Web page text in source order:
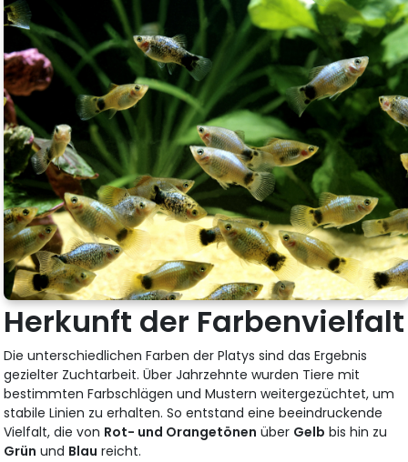
Herkunft der Farbenvielfalt
Die unterschiedlichen Farben der Platys sind das Ergebnis
gezielter Zuchtarbeit. Über Jahrzehnte wurden Tiere mit
bestimmten Farbschlägen und Mustern weitergezüchtet, um
stabile Linien zu erhalten. So entstand eine beeindruckende
Vielfalt, die von Rot- und Orangetönen über Gelb bis hin zu
Grün und Blau reicht.